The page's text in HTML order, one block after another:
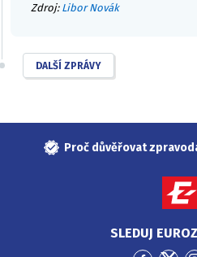
Zdroj: Libor Novák
DALŠÍ ZPRÁVY
Proč důvěřovat
SLEDUJ